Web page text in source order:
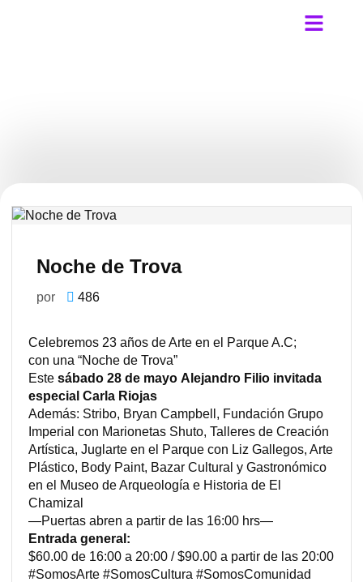
Noche de Trova
por 486
Celebremos 23 años de Arte en el Parque A.C;
con una “Noche de Trova”
Este sábado 28 de mayo Alejandro Filio invitada
especial Carla Riojas
Además: Stribo, Bryan Campbell, Fundación Grupo
Imperial con Marionetas Shuto, Talleres de Creación
Artística, Juglarte en el Parque con Liz Gallegos, Arte
Plástico, Body Paint, Bazar Cultural y Gastronómico
en el Museo de Arqueología e Historia de El
Chamizal
—Puertas abren a partir de las 16:00 hrs—
Entrada general:
$60.00 de 16:00 a 20:00 / $90.00 a partir de las 20:00
#SomosArte #SomosCultura #SomosComunidad